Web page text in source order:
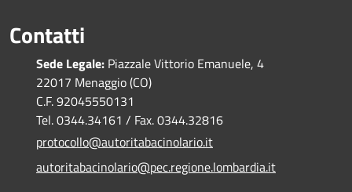
Contatti
Sede Legale: Piazzale Vittorio Emanuele, 4
22017 Menaggio (CO)
C.F. 92045550131
Tel. 0344.34161 / Fax. 0344.32816
protocollo@autoritabacinolario.it
autoritabacinolario@pec.regione.lombardia.it